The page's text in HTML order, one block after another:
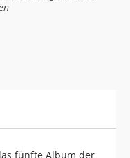
fünfte Album der